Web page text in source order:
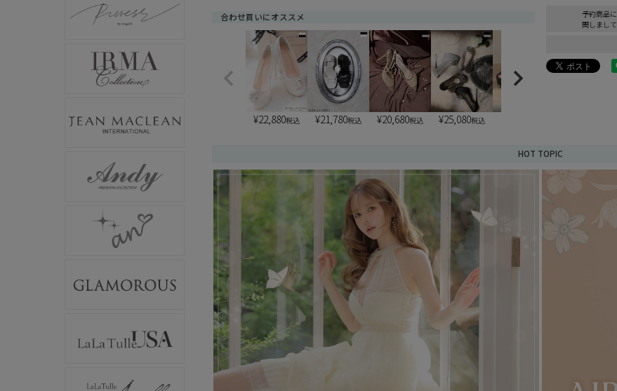
合わせ買いにオススメ
¥22,880税込 ¥21,780税込 ¥20,680税込 ¥25,080税込
予約商品に
関しまして
HOT TOPIC